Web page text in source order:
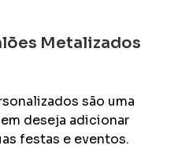
Metalizados
são uma
deseja adicionar
festas e eventos.